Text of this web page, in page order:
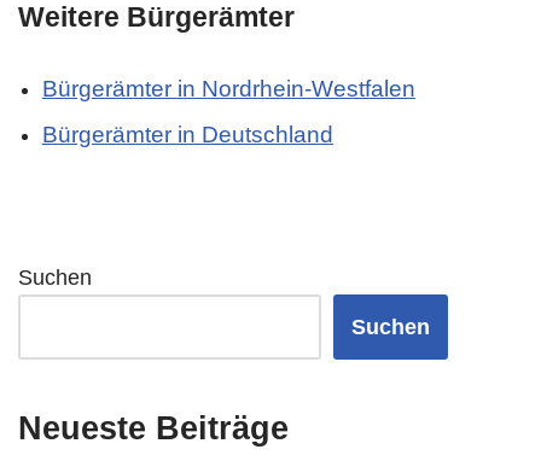
Weitere Bürgerämter
Bürgerämter in Nordrhein-Westfalen
Bürgerämter in Deutschland
Suchen
Suchen
Neueste Beiträge